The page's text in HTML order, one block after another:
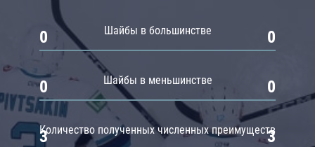
Шайбы в большинстве
0 0
Шайбы в меньшинстве
0 0
Количество полученных численных преимуществ
3 3